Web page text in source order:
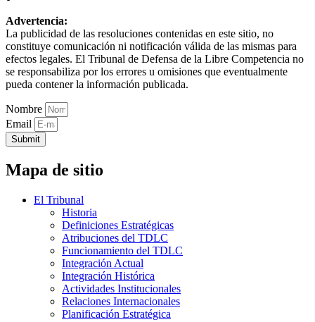
Advertencia:
La publicidad de las resoluciones contenidas en este sitio, no
constituye comunicación ni notificación válida de las mismas para
efectos legales. El Tribunal de Defensa de la Libre Competencia no
se responsabiliza por los errores u omisiones que eventualmente
pueda contener la información publicada.
Nombre
Email
Submit
Mapa de sitio
El Tribunal
Historia
Definiciones Estratégicas
Atribuciones del TDLC
Funcionamiento del TDLC
Integración Actual
Integración Histórica
Actividades Institucionales
Relaciones Internacionales
Planificación Estratégica